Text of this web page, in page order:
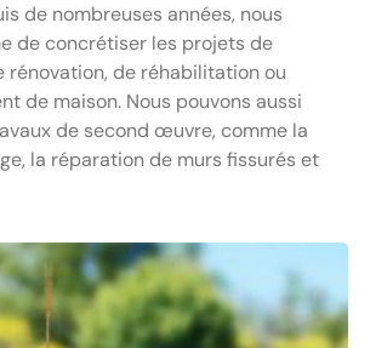
de nombreuses années, nous
de concrétiser les projets de
rénovation, de réhabilitation ou
de maison. Nous pouvons aussi
de second œuvre, comme la
la réparation de murs fissurés et